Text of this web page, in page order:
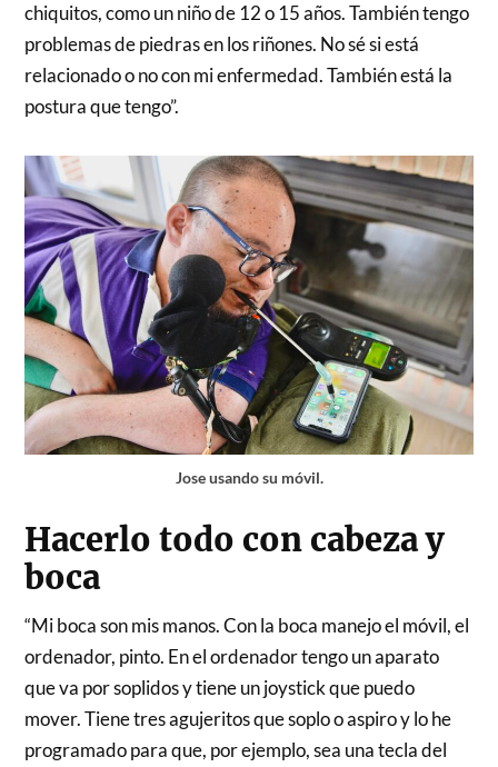
chiquitos, como un niño de 12 o 15 años. También tengo
problemas de piedras en los riñones. No sé si está
relacionado o no con mi enfermedad. También está la
postura que tengo”.
Jose usando su móvil.
Hacerlo todo con cabeza y
boca
“Mi boca son mis manos. Con la boca manejo el móvil, el
ordenador, pinto. En el ordenador tengo un aparato
que va por soplidos y tiene un joystick que puedo
mover. Tiene tres agujeritos que soplo o aspiro y lo he
programado para que, por ejemplo, sea una tecla del